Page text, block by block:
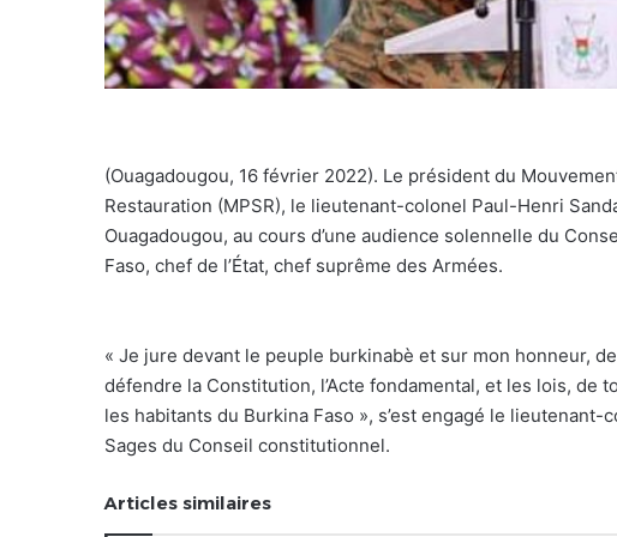
(Ouagadougou, 16 février 2022). Le président du
Restauration (MPSR), le lieutenant-colonel Paul-Henri
Ouagadougou, au cours d’une audience solennelle du
Faso, chef de l’État, chef suprême des Armées.
« Je jure devant le peuple burkinabè et sur mon honneur,
défendre la Constitution, l’Acte fondamental, et les lois,
les habitants du Burkina Faso », s’est engagé le
Sages du Conseil constitutionnel.
Articles similaires